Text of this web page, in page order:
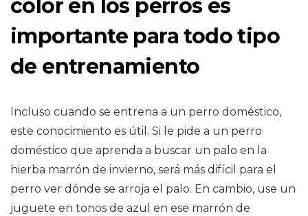
color en los perros es
importante para todo tipo
de entrenamiento
Incluso cuando se entrena a un perro doméstico,
este conocimiento es útil. Si le pide a un perro
doméstico que aprenda a buscar un palo en la
hierba marrón de invierno, será más difícil para el
perro ver dónde se arroja el palo. En cambio, use un
juguete en tonos de azul en ese marrón de